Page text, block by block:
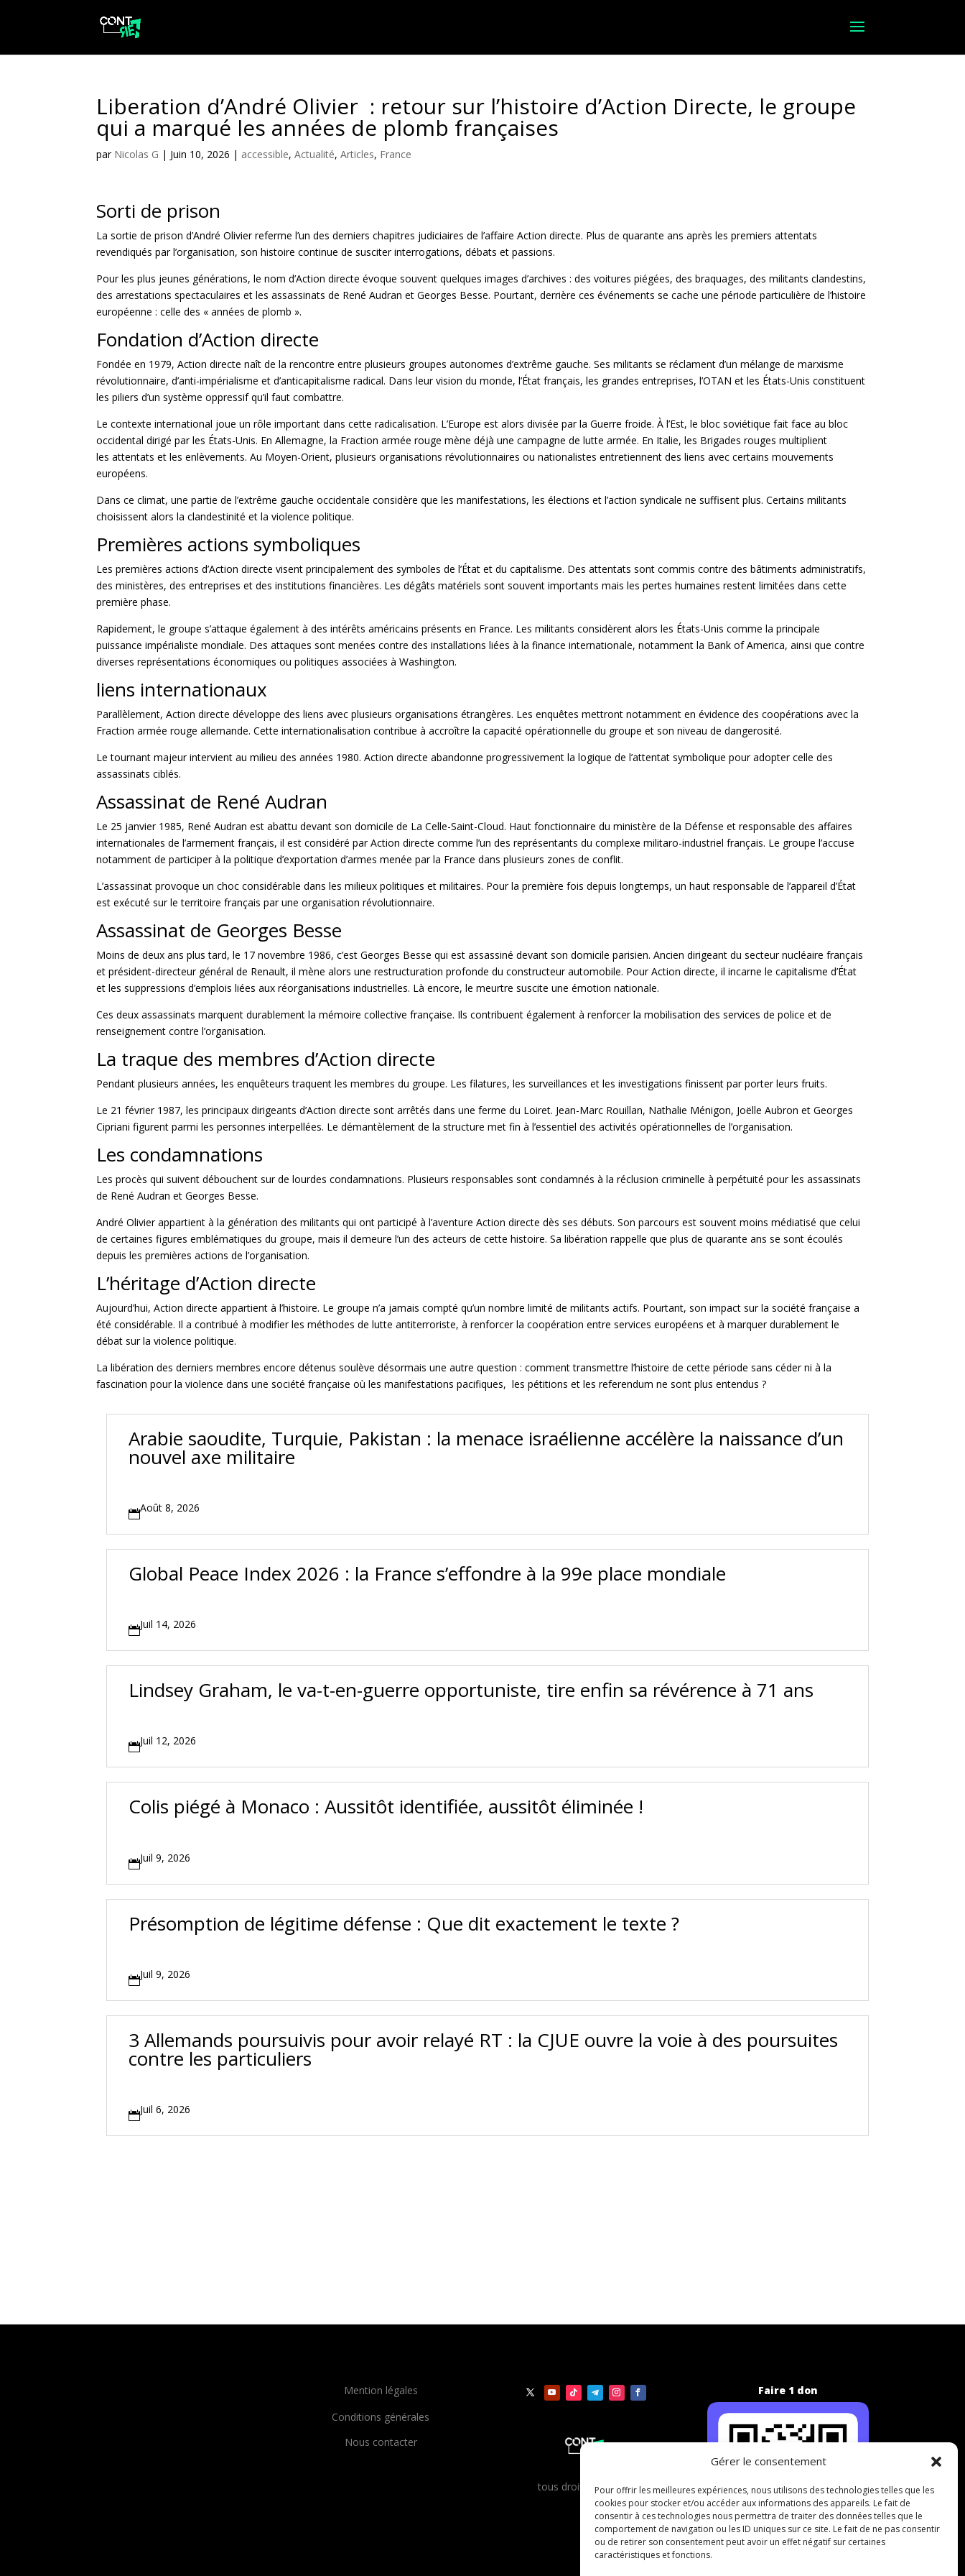
Gérer le consentement
Pour offrir les meilleures expériences, nous utilisons des technologies telles que les
cookies pour stocker et/ou accéder aux informations des appareils. Le fait de
consentir à ces technologies nous permettra de traiter des données telles que le
comportement de navigation ou les ID uniques sur ce site. Le fait de ne pas consentir
ou de retirer son consentement peut avoir un effet négatif sur certaines
caractéristiques et fonctions.
Liberation d’André Olivier : retour sur l’histoire d’Action Directe, le groupe
qui a marqué les années de plomb françaises
par Nicolas G | Juin 10, 2026 | accessible,Actualité,Articles, France
Sorti de prison
La sortie de prison d’André Olivier referme l’un des derniers chapitres judiciaires de l’affaire Action directe. Plus de quarante ans après les premiers attentats
revendiqués par l’organisation, son histoire continue de susciter interrogations, débats et passions.
Pour les plus jeunes générations, le nom d’Action directe évoque souvent quelques images d’archives : des voitures piégées, des braquages, des militants clandestins,
des arrestations spectaculaires et les assassinats de René Audran et Georges Besse. Pourtant,derrière ces événements se cache une période particulière de l’histoire
européenne : celle des « années de plomb ».
Fondation d’Action directe
Fondée en 1979, Action directe naît de la rencontre entre plusieurs groupes autonomes d’extrême gauche. Ses militants se réclament d’un mélange de marxisme
révolutionnaire, d’anti-impérialisme et d’anticapitalisme radical. Dans leur vision du monde, l’État français, les grandes entreprises, l’OTAN et les États-Unis constituent
les piliers d’un système oppressif qu’il faut combattre.
Le contexte international joue un rôle important dans cette radicalisation. L’Europe est alors divisée par la Guerre froide. À l’Est, le bloc soviétique fait face au bloc
occidental dirigé par les États-Unis. En Allemagne, la Fraction armée rouge mène déjà une campagne de lutte armée. En Italie, les Brigades rouges multiplient
lesattentats et les enlèvements. Au Moyen-Orient, plusieurs organisations révolutionnaires ou nationalistes entretiennent des liens avec certains mouvements
européens.
Dans ce climat, une partie de l’extrême gauche occidentale considère que les manifestations, les élections et l’action syndicale ne suffisent plus. Certains militants
choisissent alors la clandestinité et la violence politique.
Premières actions symboliques
Les premières actions d’Action directe visent principalement des symboles de l’État et du capitalisme. Des attentats sont commis contre des bâtiments administratifs,
des ministères, des entreprises et des institutions financières. Les dégâts matériels sont souvent importants mais les pertes humaines restent limitées dans cette
première phase.
Rapidement, le groupe s’attaque également à des intérêts américains présents en France. Lesmilitants considèrent alors les États-Unis comme la principale
puissance impérialiste mondiale. Des attaques sont menées contre des installations liées à la finance internationale, notamment la Bank of America, ainsi que contre
diverses représentations économiques ou politiques associées à Washington.
liens internationaux
Parallèlement, Action directe développe des liens avec plusieurs organisations étrangères. Les enquêtes mettront notamment en évidence des coopérations avec la
Fraction armée rouge allemande. Cette internationalisation contribue à accroître la capacité opérationnelle du groupe et son niveau de dangerosité.
Le tournant majeur intervient au milieu des années 1980. Action directe abandonne progressivement la logique de l’attentat symbolique pour adopter celle des
assassinats ciblés.
Assassinat de René Audran
Le 25 janvier 1985, René Audran est abattu devant son domicile de La Celle-Saint-Cloud. Haut fonctionnaire du ministère de la Défense et responsable des affaires
internationales de l’armement français, il est considéré par Action directe comme l’un des représentants du complexe militaro-industriel français. Le groupe l’accuse
notamment de participer à la politique d’exportation d’armes menée par la France dans plusieurs zones de conflit.
L’assassinat provoque un choc considérable dans les milieux politiques et militaires. Pour la première fois depuis longtemps, un haut responsable de l’appareil d’État
est exécuté sur le territoire français par une organisation révolutionnaire.
Assassinat de Georges Besse
Moins de deux ans plus tard, le 17 novembre 1986, c’est Georges Besse qui est assassinédevant son domicile parisien. Ancien dirigeant du secteur nucléaire français
et président-directeur général de Renault, il mène alors une restructuration profonde du constructeur automobile. Pour Action directe, il incarne le capitalisme d’État
et les suppressions d’emplois liées aux réorganisations industrielles. Là encore, le meurtre suscite une émotion nationale.
Ces deux assassinats marquent durablement la mémoire collective française. Ils contribuent également à renforcer la mobilisation des services de police et de
renseignement contre l’organisation.
La traque des membres d’Action directe
Pendant plusieurs années, les enquêteurs traquent les membres du groupe. Les filatures, les surveillances et les investigations finissent par porter leurs fruits.
Le 21 février 1987, les principaux dirigeantsd’Action directe sont arrêtés dans une ferme du Loiret. Jean-Marc Rouillan, Nathalie Ménigon, Joëlle Aubron et Georges
Cipriani figurent parmi les personnes interpellées. Le démantèlement de la structure met fin à l’essentiel des activités opérationnelles de l’organisation.
Les condamnations
Les procès qui suivent débouchent sur de lourdes condamnations. Plusieurs responsables sont condamnés à la réclusion criminelle à perpétuité pour les assassinats
de René Audran et Georges Besse.
André Olivier appartient à la génération des militants qui ont participé à l’aventure Action directe dès ses débuts. Son parcours est souvent moins médiatisé que celui
de certaines figures emblématiques du groupe, mais il demeure l’un des acteurs de cette histoire. Sa libération rappelle que plus de quarante ans se sont écoulés
depuis les premières actions del’organisation.
L’héritage d’Action directe
Aujourd’hui, Action directe appartient à l’histoire. Le groupe n’a jamais compté qu’un nombre limité de militants actifs. Pourtant, son impact sur la société française a
été considérable. Il a contribué à modifier les méthodes de lutte antiterroriste, à renforcer la coopération entre services européens et à marquer durablement le
débat sur la violence politique.
La libération des derniers membres encore détenus soulève désormais une autre question : comment transmettre l’histoire de cette période sans céder ni à la
fascination pour la violence dans une société française où les manifestations pacifiques, les pétitions et les referendum ne sont plus entendus ?
Arabie saoudite, Turquie, Pakistan : la menace israélienne accélère la naissance d’un
nouvel axe militaire
Août 8, 2026
Global Peace Index 2026 : la France s’effondre à la 99e place mondiale
Juil 14, 2026
Lindsey Graham, le va-t-en-guerre opportuniste, tire enfin sa révérence à 71 ans
Juil 12, 2026
Colis piégé à Monaco : Aussitôt identifiée, aussitôt éliminée !
Juil 9, 2026
Présomption de légitime défense : Que dit exactement le texte ?
Juil 9, 2026
3 Allemands poursuivis pour avoir relayé RT : la CJUE ouvre la voie à des poursuites
contre les particuliers
Juil 6, 2026
Mention légales
Conditions générales
Nous contacter
tous droits réservés
Faire 1 don